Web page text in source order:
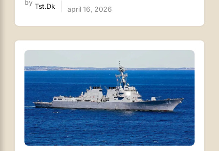
by Tst.dk april 16, 2026